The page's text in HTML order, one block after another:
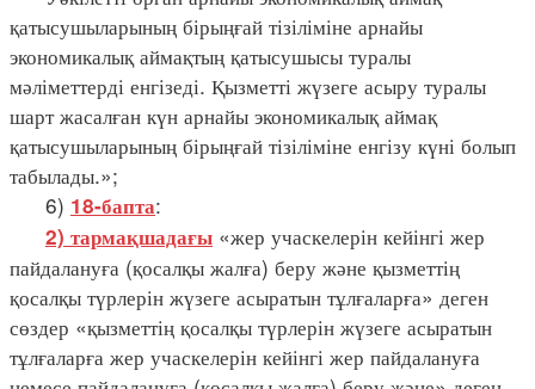
қатысушыларының бірыңғай тізіліміне арнайы
экономикалық аймақтың қатысушысы туралы
мәліметтерді енгізеді. Қызметті жүзеге асыру туралы
шарт жасалған күн арнайы экономикалық аймақ
қатысушыларының бірыңғай тізіліміне енгізу күні болып
табылады.»;
6) 18-бапта:
2) тармақшадағы «жер учаскелерін кейінгі жер
пайдалануға (қосалқы жалға) беру және қызметтің
қосалқы түрлерін жүзеге асыратын тұлғаларға» деген
сөздер «қызметтің қосалқы түрлерін жүзеге асыратын
тұлғаларға жер учаскелерін кейінгі жер пайдалануға